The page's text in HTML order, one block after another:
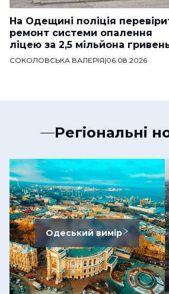
На Одещині поліція
ремонт системи опалення
ліцею за 2,5 мільйона
СОКОЛОВСЬКА ВАЛЕРІЯ|06.08.2026
Регіональні
Одеський вимір